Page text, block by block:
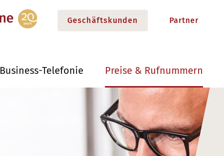
Geschäftskunden Partner
Business-Telefonie Preise & Rufnummern